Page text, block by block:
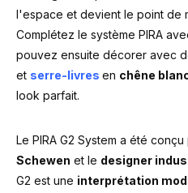
l'espace et devient le point de
Complétez le système PIRA
pouvez ensuite décorer avec
et serre-livres en chêne
look parfait.
Le PIRA G2 System a été conçu
Schewen et le designer
G2 est une interprétation